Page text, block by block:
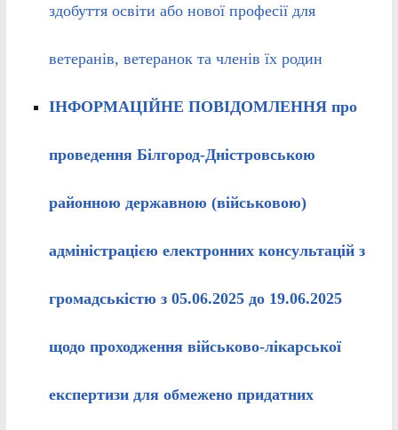
здобуття освіти або нової професії для
ветеранів, ветеранок та членів їх родин
ІНФОРМАЦІЙНЕ ПОВІДОМЛЕННЯ про
проведення Білгород-Дністровською
районною державною (військовою)
адміністрацією електронних консультацій з
громадськістю з 05.06.2025 до 19.06.2025
щодо проходження військово-лікарської
експертизи для обмежено придатних